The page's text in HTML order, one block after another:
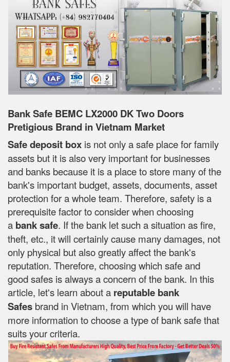
Bank Safe BEMC LX2000 DK Two Doors
Pretigious Brand in Vietnam Market
Safe deposit box is not only a safe place for family
assets but it is also very important for businesses
and banks because it is a place to store many of the
bank's important budget, assets, documents, asset
protection for a whole team. Therefore, safety is a
prerequisite factor to consider when choosing
a bank safe. If the bank let such a situation as fire,
theft, etc., it will certainly cause many damages, not
only physical but also greatly affect the bank's
reputation. Therefore, choosing which safe and
good safes is always a concern of the bank. In this
article, let's learn about a reputable bank
Safes brand in Vietnam, from which you will have
more information to choose a type of bank safe that
suits your criteria.